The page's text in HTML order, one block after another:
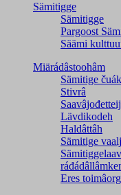
Sämitigge
Sämitigge
Pargoost
Säämi
Miärádâstoohâm
Sämitige
Stivrâ
Lävdikodeh
Haldâttâh
Sämitige
Eres